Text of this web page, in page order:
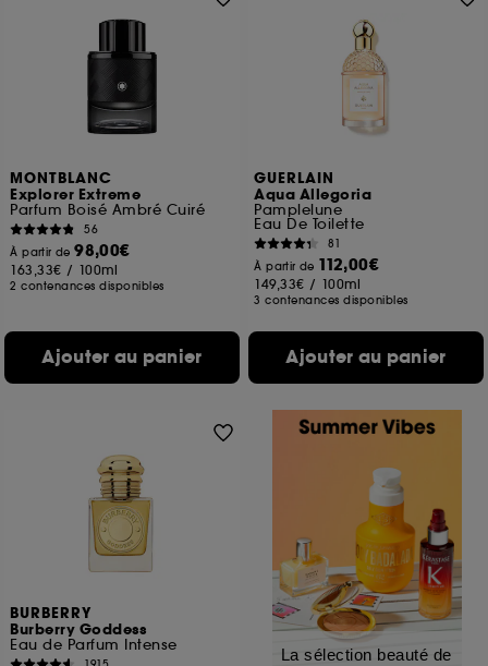
MONTBLANC
Explorer Extreme
Parfum Boisé Ambré Cuiré
56
À partir de98,00€
163,33€ / 100ml
2 contenances disponibles
Ajouter au panier
GUERLAIN
Aqua Allegoria
Pamplelune
Eau De Toilette
81
À partir de 112,00€
149,33€ / 100ml
3 contenances disponibles
Ajouter au panier
BURBERRY
Burberry Goddess
Eau de Parfum Intense
La sélection beauté de